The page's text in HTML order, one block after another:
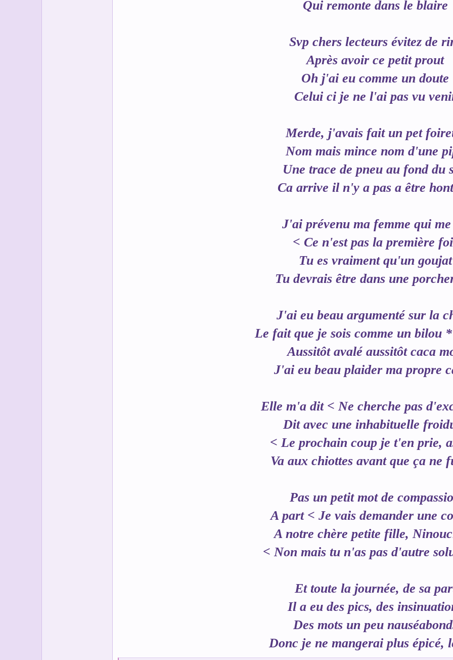
Qui remonte dans le blaire
Svp chers lecteurs évitez de
Après avoir ce petit prout
Oh j'ai eu comme un doute
Celui ci je ne l'ai pas vu
Merde, j'avais fait un pet
Nom mais mince nom d'une
Une trace de pneu au fond du
Ca arrive il n'y a pas a être
J'ai prévenu ma femme qui
< Ce n'est pas la première
Tu es vraiment qu'un goujat
Tu devrais être dans une
J'ai eu beau argumenté sur la
Le fait que je sois comme un bilou
Aussitôt avalé aussitôt caca
J'ai eu beau plaider ma propre
Elle m'a dit < Ne cherche pas
Dit avec une inhabituelle
< Le prochain coup je t'en prie,
Va aux chiottes avant que ça ne
Pas un petit mot de
A part < Je vais demander une
A notre chère petite fille,
< Non mais tu n'as pas d'autre
Et toute la journée, de sa
Il a eu des pics, des
Des mots un peu
Donc je ne mangerai plus épicé,